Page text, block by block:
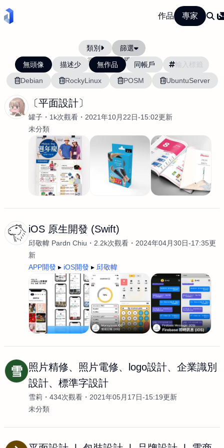
作品 專家
類別 篩選
當前排序: 活躍度
無頭像 描述少 無作品
同帳戶
Debian
RockyLinux POSM UbuntuServer
〔平面設計〕
罐子 1k次觀看
2021年10月22日-15:02更新
未分類
iOS 原生開發 (Swift)
邱敬幃 Pardn Chiu 2.2k次觀看
2024年04月30日-17:35更
新
APP開發
iOS開發 邱敬幃
雪 照片精修、照片電修、logo設計、企業識別
設計、標準字設計
雪莉 434次觀看
2021年05月17日-15:19更新
未分類